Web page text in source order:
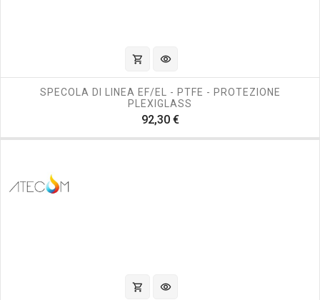
shopping_cart visibility
SPECOLA DI LINEA EF/EL - PTFE - PROTEZIONE
PLEXIGLASS
92,30 €Prezzo
shopping_cart visibility